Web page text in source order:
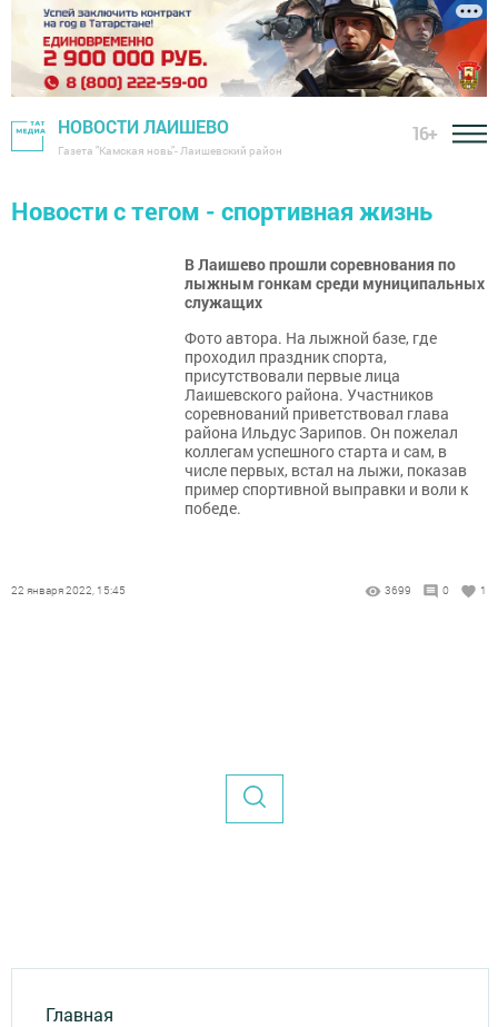
НОВОСТИ ЛАИШЕВО
Газета "Камская новь"- Лаишевский район
16+
Новости с тегом - спортивная жизнь
В Лаишево прошли соревнования по
лыжным гонкам среди муниципальных
служащих
Фото автора. На лыжной базе, где
проходил праздник спорта,
присутствовали первые лица
Лаишевского района. Участников
соревнований приветствовал глава
района Ильдус Зарипов. Он пожелал
коллегам успешного старта и сам, в
числе первых, встал на лыжи, показав
пример спортивной выправки и воли к
победе.
22 января 2022, 15:45 3699 0 1
Главная